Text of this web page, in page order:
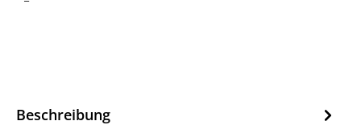
Beschreibung